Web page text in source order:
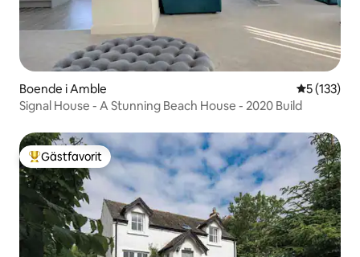
Boende i Amble 5 av 5 i
5 (133)
Signal House - A Stunning Beach House - 2020 Build
Populär gästfavorit
Gästfavorit